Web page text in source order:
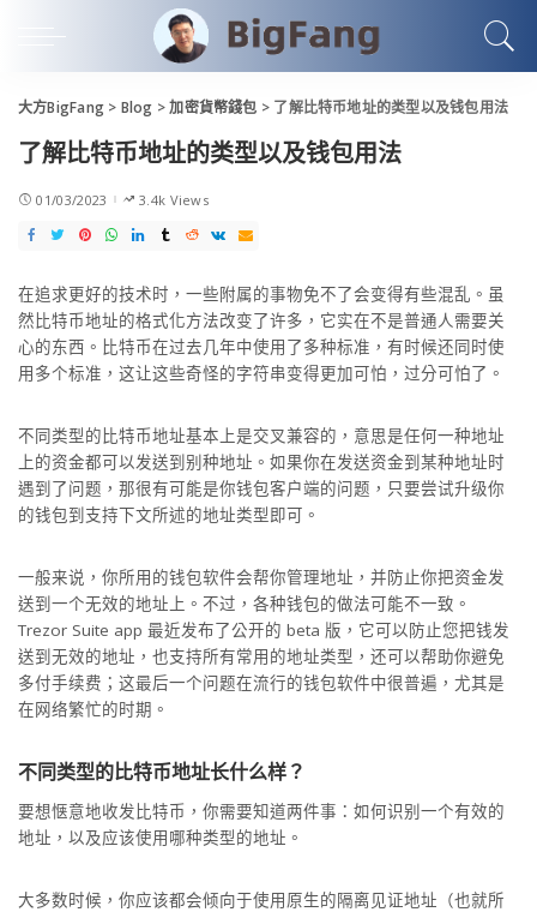
大方BigFang > Blog >加密貨幣錢包 > 了解比特币地址的类型以及钱包用法
了解比特币地址的类型以及钱包用法
01/03/2023 3.4k Views
在追求更好的技术时，一些附属的事物免不了会变得有些混乱。虽
然比特币地址的格式化方法改变了许多，它实在不是普通人需要关
心的东西。比特币在过去几年中使用了多种标准，有时候还同时使
用多个标准，这让这些奇怪的字符串变得更加可怕，过分可怕了。
不同类型的比特币地址基本上是交叉兼容的，意思是任何一种地址
上的资金都可以发送到别种地址。如果你在发送资金到某种地址时
遇到了问题，那很有可能是你钱包客户端的问题，只要尝试升级你
的钱包到支持下文所述的地址类型即可。
一般来说，你所用的钱包软件会帮你管理地址，并防止你把资金发
送到一个无效的地址上。不过，各种钱包的做法可能不一致。
Trezor Suite app 最近发布了公开的 beta 版，它可以防止您把钱发
送到无效的地址，也支持所有常用的地址类型，还可以帮助你避免
多付手续费；这最后一个问题在流行的钱包软件中很普遍，尤其是
在网络繁忙的时期。
不同类型的比特币地址长什么样？
要想惬意地收发比特币，你需要知道两件事：如何识别一个有效的
地址，以及应该使用哪种类型的地址。
大多数时候，你应该都会倾向于使用原生的隔离见证地址（也就所